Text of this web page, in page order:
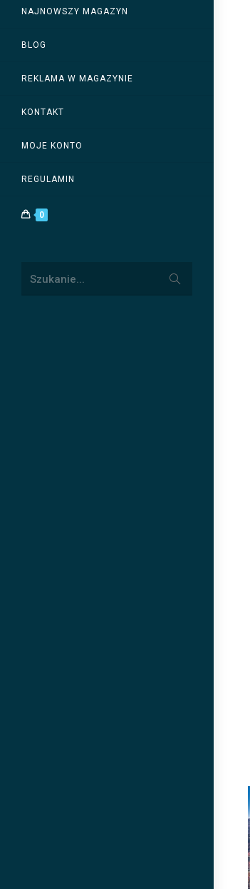
NAJNOWSZY MAGAZYN
BLOG
REKLAMA W MAGAZYNIE
KONTAKT
MOJE KONTO
REGULAMIN
0
Szukanie...
search